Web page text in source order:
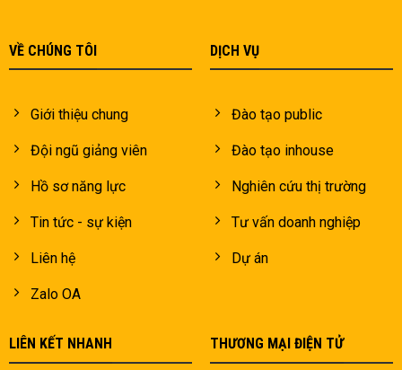
VỀ CHÚNG TÔI
Giới thiệu chung
Đội ngũ giảng viên
Hồ sơ năng lực
Tin tức - sự kiện
Liên hệ
Zalo OA
DỊCH VỤ
Đào tạo public
Đào tạo inhouse
Nghiên cứu thị trường
Tư vấn doanh nghiệp
Dự án
LIÊN KẾT NHANH THƯƠNG MẠI ĐIỆN TỬ